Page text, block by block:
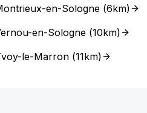
en-Sologne(6km)
en-Sologne(10km)
le-Marron(11km)